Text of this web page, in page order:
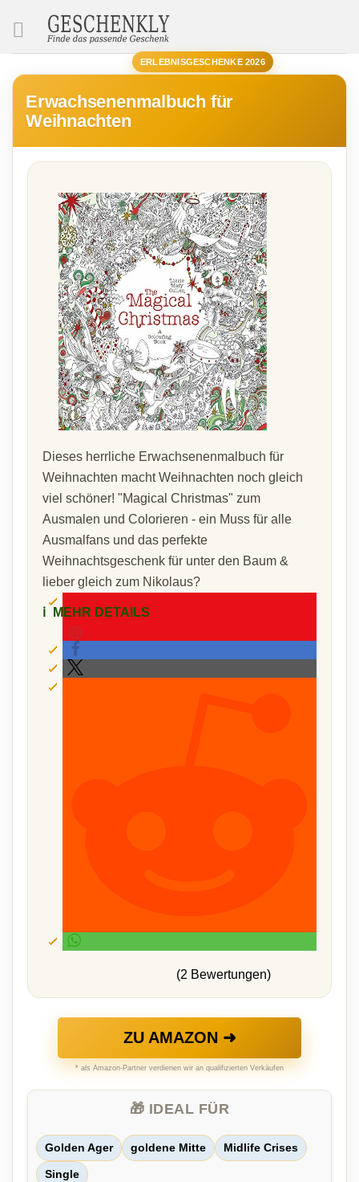
ERLEBNISGESCHENKE 2026
Erwachsenenmalbuch für
Weihnachten
Dieses herrliche Erwachsenenmalbuch für
Weihnachten macht Weihnachten noch gleich
viel schöner! "Magical Christmas" zum
Ausmalen und Colorieren - ein Muss für alle
Ausmalfans und das perfekte
Weihnachtsgeschenk für unter den Baum &
lieber gleich zum Nikolaus?
ℹ️ MEHR DETAILS
(2 Bewertungen)
ZU AMAZON ➜
* als Amazon-Partner verdienen wir an qualifizierten Verkäufen
🎁 IDEAL FÜR
Golden Ager goldene Mitte Midlife Crises
Single